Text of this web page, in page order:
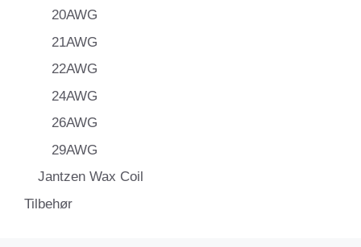
20AWG
21AWG
22AWG
24AWG
26AWG
29AWG
Jantzen Wax Coil
Tilbehør